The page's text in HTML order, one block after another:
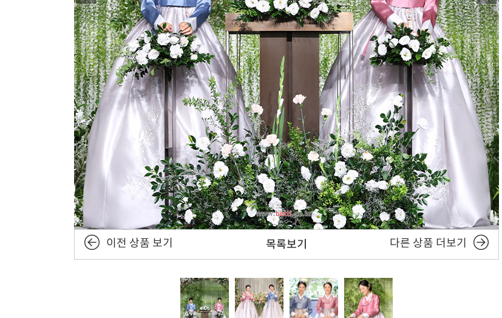
목록보기
이전 상품 보기 다른 상품 더보기